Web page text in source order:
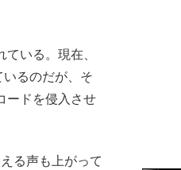
いる。現在、
いるのだが、そ
ードを侵入させ
る声も上がって